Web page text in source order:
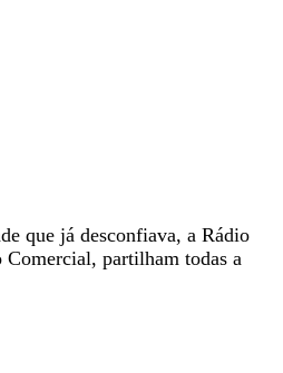
que já desconfiava, a Rádio
partilham todas a